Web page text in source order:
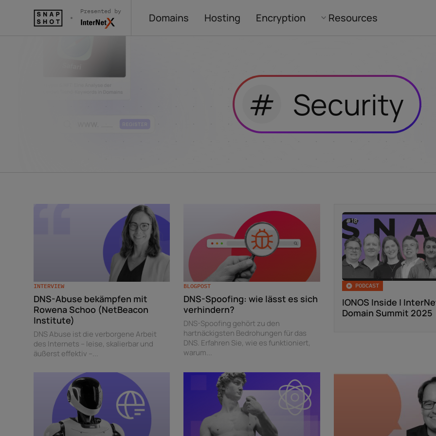
Presented by
Domains Hosting Encryption Resources
# Security
INTERVIEW
DNS-Abuse bekämpfen mit
Rowena Schoo (NetBeacon
Institute)
DNS Abuse ist die verborgene Arbeit
des Internets – leise, skalierbar und
äußerst effektiv –...
BLOGPOST
DNS-Spoofing: wie lässt es sich
verhindern?
DNS-Spoofing gehört zu den
hartnäckigsten Bedrohungen für das
DNS. Erfahren Sie, wie es funktioniert,
warum...
PODCAST
IONOS Inside |
Domain Summit 2025